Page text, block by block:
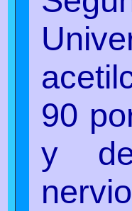
90
y